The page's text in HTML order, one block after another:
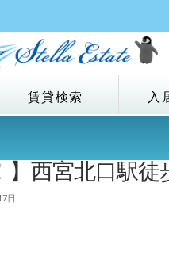
賃貸検索 入
】西宮北口駅
日